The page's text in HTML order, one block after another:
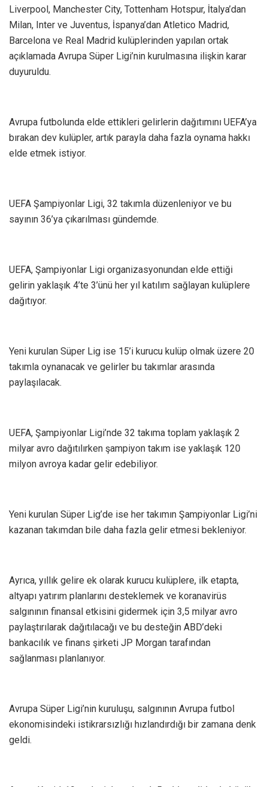
Liverpool, Manchester City, Tottenham Hotspur, İtalya’dan
Milan, Inter ve Juventus, İspanya’dan Atletico Madrid,
Barcelona ve Real Madrid kulüplerinden yapılan ortak
açıklamada Avrupa Süper Ligi’nin kurulmasına ilişkin karar
duyuruldu.
Avrupa futbolunda elde ettikleri gelirlerin dağıtımını UEFA’ya
bırakan dev kulüpler, artık parayla daha fazla oynama hakkı
elde etmek istiyor.
UEFA Şampiyonlar Ligi, 32 takımla düzenleniyor ve bu
sayının 36’ya çıkarılması gündemde.
UEFA, Şampiyonlar Ligi organizasyonundan elde ettiği
gelirin yaklaşık 4’te 3’ünü her yıl katılım sağlayan kulüplere
dağıtıyor.
Yeni kurulan Süper Lig ise 15’i kurucu kulüp olmak üzere 20
takımla oynanacak ve gelirler bu takımlar arasında
paylaşılacak.
UEFA, Şampiyonlar Ligi’nde 32 takıma toplam yaklaşık 2
milyar avro dağıtılırken şampiyon takım ise yaklaşık 120
milyon avroya kadar gelir edebiliyor.
Yeni kurulan Süper Lig’de ise her takımın Şampiyonlar Ligi’ni
kazanan takımdan bile daha fazla gelir etmesi bekleniyor.
Ayrıca, yıllık gelire ek olarak kurucu kulüplere, ilk etapta,
altyapı yatırım planlarını desteklemek ve koranavirüs
salgınının finansal etkisini gidermek için 3,5 milyar avro
paylaştırılarak dağıtılacağı ve bu desteğin ABD’deki
bankacılık ve finans şirketi JP Morgan tarafından
sağlanması planlanıyor.
Avrupa Süper Ligi’nin kuruluşu, salgınının Avrupa futbol
ekonomisindeki istikrarsızlığı hızlandırdığı bir zamana denk
geldi.